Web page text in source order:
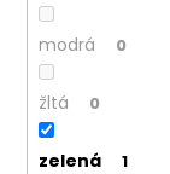
modrá 0
žltá 0
zelená 1